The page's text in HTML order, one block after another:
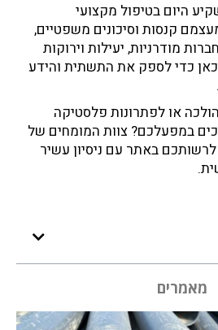
היום בטיפול מקצועי
קנסות וסיכונים משפטיים,
מודרניות, יעילות וירוקות
כאן כדי לספק את התשתית והידע
או לפתרונות פלסטיקה
במפעלכם? צוות המומחים של
באתר עם ניסיון עשיר
מאמרים